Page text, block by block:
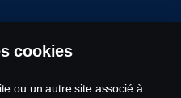
cookies
ou un autre site associé à